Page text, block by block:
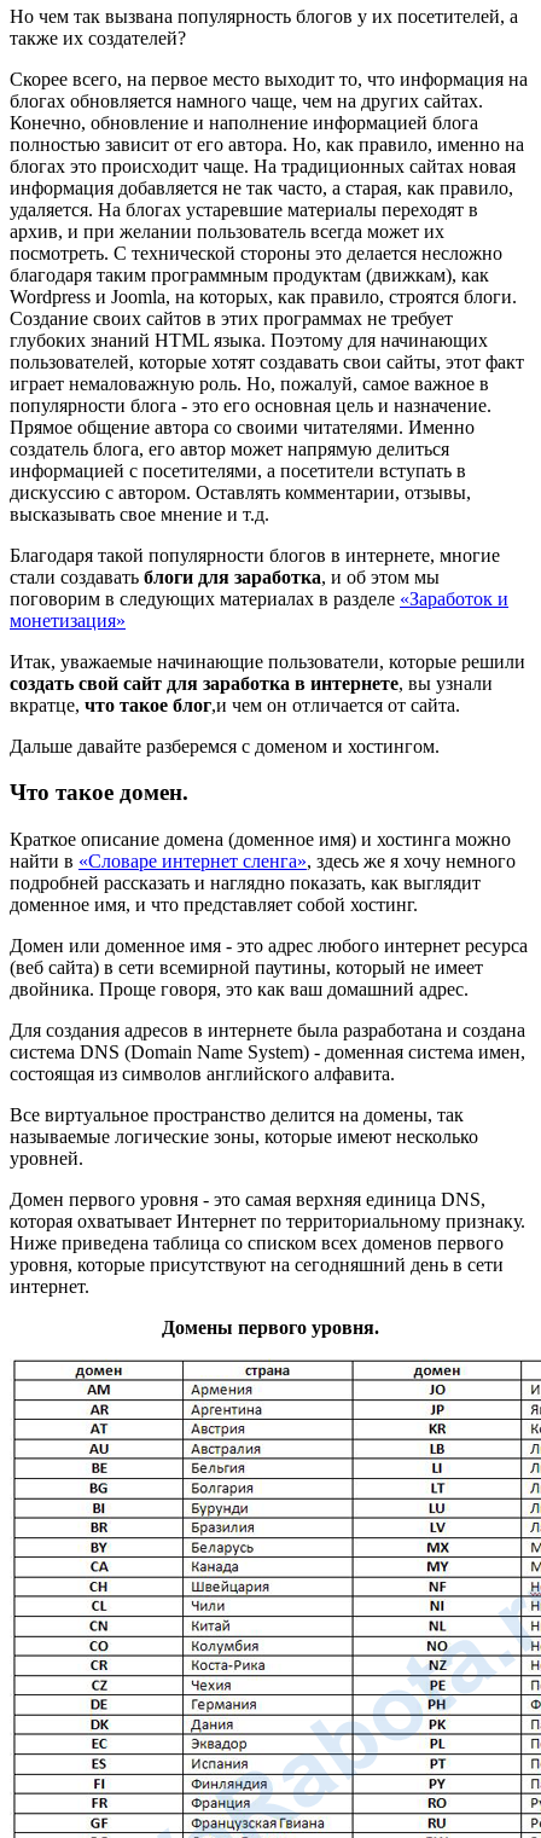
Но чем так вызвана популярность блогов у их посетителей, а
также их создателей?
Скорее всего, на первое место выходит то, что информация на
блогах обновляется намного чаще, чем на других сайтах.
Конечно, обновление и наполнение информацией блога
полностью зависит от его автора. Но, как правило, именно на
блогах это происходит чаще. На традиционных сайтах новая
информация добавляется не так часто, а старая, как правило,
удаляется. На блогах устаревшие материалы переходят в
архив, и при желании пользователь всегда может их
посмотреть. С технической стороны это делается несложно
благодаря таким программным продуктам (движкам), как
Wordpress и Joomla, на которых, как правило, строятся блоги.
Создание своих сайтов в этих программах не требует
глубоких знаний HTML языка. Поэтому для начинающих
пользователей, которые хотят создавать свои сайты, этот факт
играет немаловажную роль. Но, пожалуй, самое важное в
популярности блога - это его основная цель и назначение.
Прямое общение автора со своими читателями. Именно
создатель блога, его автор может напрямую делиться
информацией с посетителями, а посетители вступать в
дискуссию с автором. Оставлять комментарии, отзывы,
высказывать свое мнение и т.д.
Благодаря такой популярности блогов в интернете, многие
стали создавать блоги для заработка, и об этом мы
поговорим в следующих материалах в разделе «Заработок и
монетизация»
Итак, уважаемые начинающие пользователи, которые решили
создать свой сайт для заработка в интернете, вы узнали
вкратце, что такое блог,и чем он отличается от сайта.
Дальше давайте разберемся с доменом и хостингом.
Что такое домен.
Краткое описание домена (доменное имя) и хостинга можно
найти в «Словаре интернет сленга», здесь же я хочу немного
подробней рассказать и наглядно показать, как выглядит
доменное имя, и что представляет собой хостинг.
Домен или доменное имя - это адрес любого интернет ресурса
(веб сайта) в сети всемирной паутины, который не имеет
двойника. Проще говоря, это как ваш домашний адрес.
Для создания адресов в интернете была разработана и создана
система DNS (Domain Name System) - доменная система имен,
состоящая из символов английского алфавита.
Все виртуальное пространство делится на домены, так
называемые логические зоны, которые имеют несколько
уровней.
Домен первого уровня - это самая верхняя единица DNS,
которая охватывает Интернет по территориальному признаку.
Ниже приведена таблица со списком всех доменов первого
уровня, которые присутствуют на сегодняшний день в сети
интернет.
Домены первого уровня.